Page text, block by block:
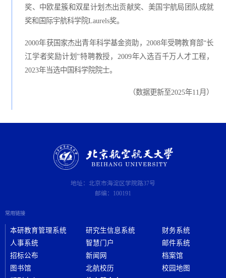
奖、中欧星簇和双星计划杰出贡献奖、美国宇航局团队成就
奖和国际宇航科学院Laurels奖。
2000年获国家杰出青年科学基金资助，2008年受聘教育部“长
江学者奖励计划”特聘教授，2009年入选百千万人才工程，
2023年当选中国科学院院士。
（数据更新至2025年11月）
地址：北京市海淀区学院路37号
邮编：100191
常用链接
本研教育管理系统 研究生信息系统
财务系统
人事系统
智慧门户
邮件系统
招标公布
新闻网
档案馆
图书馆
北航校历
校园地图